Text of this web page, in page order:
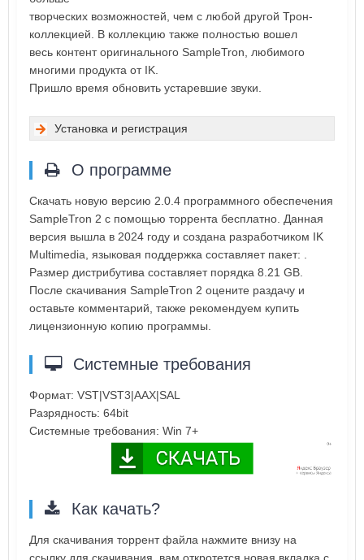
творческих возможностей, чем с любой другой Трон-
коллекцией. В коллекцию также полностью вошел
весь контент оригинального SampleTron, любимого
многими продукта от IK.
Пришло время обновить устаревшие звуки.
Установка и регистрация
О программе
Скачать новую версию 2.0.4 программного обеспечения
SampleTron 2 с помощью торрента бесплатно. Данная
версия вышла в 2024 году и создана разработчиком IK
Multimedia, языковая поддержка составляет пакет: .
Размер дистрибутива составляет порядка 8.21 GB.
После скачивания SampleTron 2 оцените раздачу и
оставьте комментарий, также рекомендуем купить
лицензионную копию программы.
Системные требования
Формат: VST|VST3|AAX|SAL
Разрядность: 64bit
Системные требования: Win 7+
Как качать?
Для скачивания торрент файла нажмите внизу на